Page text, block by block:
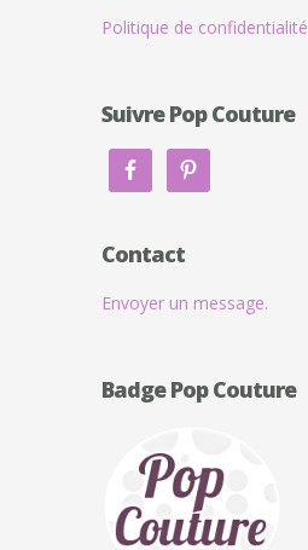
Politique de confidentialité
Suivre Pop Couture
Contact
Envoyer un message.
Badge Pop Couture